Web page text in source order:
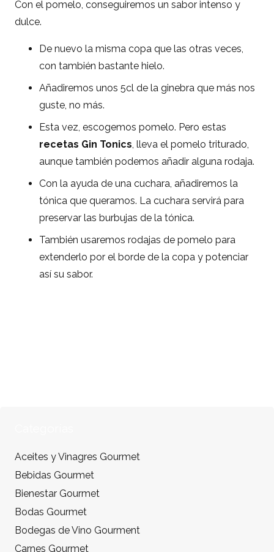
Con el pomelo, conseguiremos un sabor intenso y
dulce.
De nuevo la misma copa que las otras veces,
con también bastante hielo.
Añadiremos unos 5cl de la ginebra que más nos
guste, no más.
Esta vez, escogemos pomelo. Pero estas
recetas Gin Tonics, lleva el pomelo triturado,
aunque también podemos añadir alguna rodaja.
Con la ayuda de una cuchara, añadiremos la
tónica que queramos. La cuchara servirá para
preservar las burbujas de la tónica.
También usaremos rodajas de pomelo para
extenderlo por el borde de la copa y potenciar
así su sabor.
Aceites y Vinagres Gourmet
Bebidas Gourmet
Bienestar Gourmet
Bodas Gourmet
Bodegas de Vino Gourment
Carnes Gourmet